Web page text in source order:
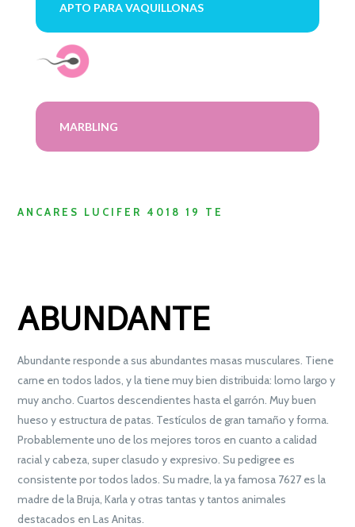
APTO PARA VAQUILLONAS
MARBLING
ANCARES LUCIFER 4018 19 TE
ABUNDANTE
Abundante responde a sus abundantes masas musculares. Tiene
carne en todos lados, y la tiene muy bien distribuida: lomo largo y
muy ancho. Cuartos descendientes hasta el garrón. Muy buen
hueso y estructura de patas. Testículos de gran tamaño y forma.
Probablemente uno de los mejores toros en cuanto a calidad
racial y cabeza, super clasudo y expresivo. Su pedigree es
consistente por todos lados. Su madre, la ya famosa 7627 es la
madre de la Bruja, Karla y otras tantas y tantos animales
destacados en Las Anitas.